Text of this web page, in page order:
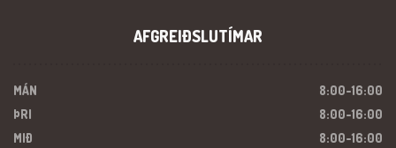
AFGREIÐSLUTÍMAR
MÁN
8:00-16:00
ÞRI
8:00-16:00
MIÐ
8:00-16:00